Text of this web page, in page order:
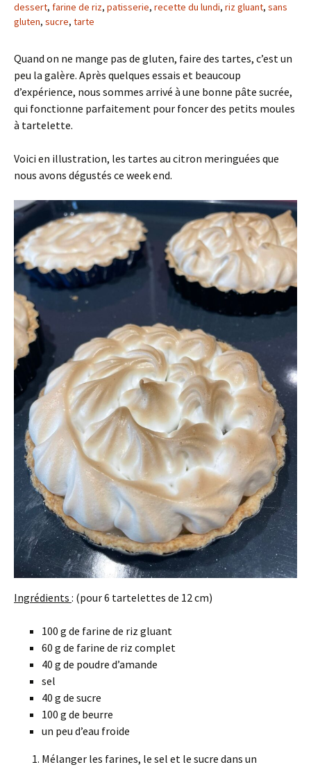
dessert, farine de riz, patisserie, recette du lundi, riz gluant, sans
gluten, sucre, tarte
Quand on ne mange pas de gluten, faire des tartes, c’est un
peu la galère. Après quelques essais et beaucoup
d’expérience, nous sommes arrivé à une bonne pâte sucrée,
qui fonctionne parfaitement pour foncer des petits moules
à tartelette.
Voici en illustration, les tartes au citron meringuées que
nous avons dégustés ce week end.
Ingrédients : (pour 6 tartelettes de 12 cm)
100 g de farine de riz gluant
60 g de farine de riz complet
40 g de poudre d’amande
sel
40 g de sucre
100 g de beurre
un peu d’eau froide
Mélanger les farines, le sel et le sucre dans un